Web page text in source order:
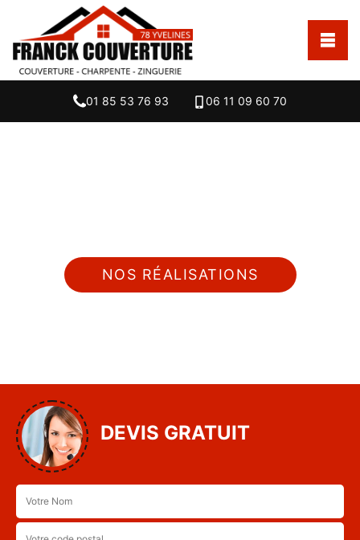
01 85 53 76 93 06 11 09 60 70
NOS RÉALISATIONS
DEVIS GRATUIT